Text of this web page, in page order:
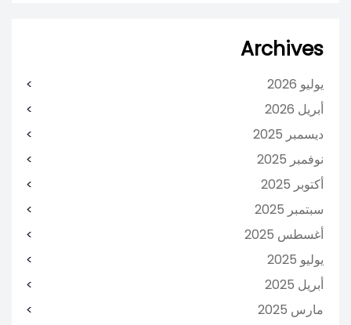
Archives
يوليو 2026
أبريل 2026
ديسمبر 2025
نوفمبر 2025
أكتوبر 2025
سبتمبر 2025
أغسطس 2025
يوليو 2025
أبريل 2025
مارس 2025